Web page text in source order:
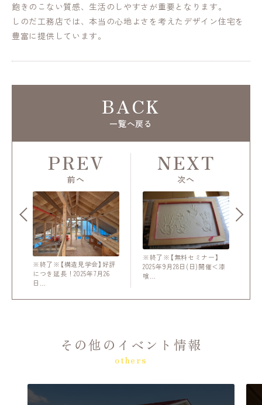
飽きのこない質感、生活のしやすさが重要となります。
しのだ工務店では、本当の心地よさを考えたデザイン住宅を
豊富に提供しています。
PREV
前へ
※終了※【構造見学会】好評
につき延長！2025年7月26
日…
BACK
一覧へ戻る
※終了※【無料セミナー】
2025年9月28日(日)開催＜漆
喰…
NEXT
次へ
その他のイベント情報
others